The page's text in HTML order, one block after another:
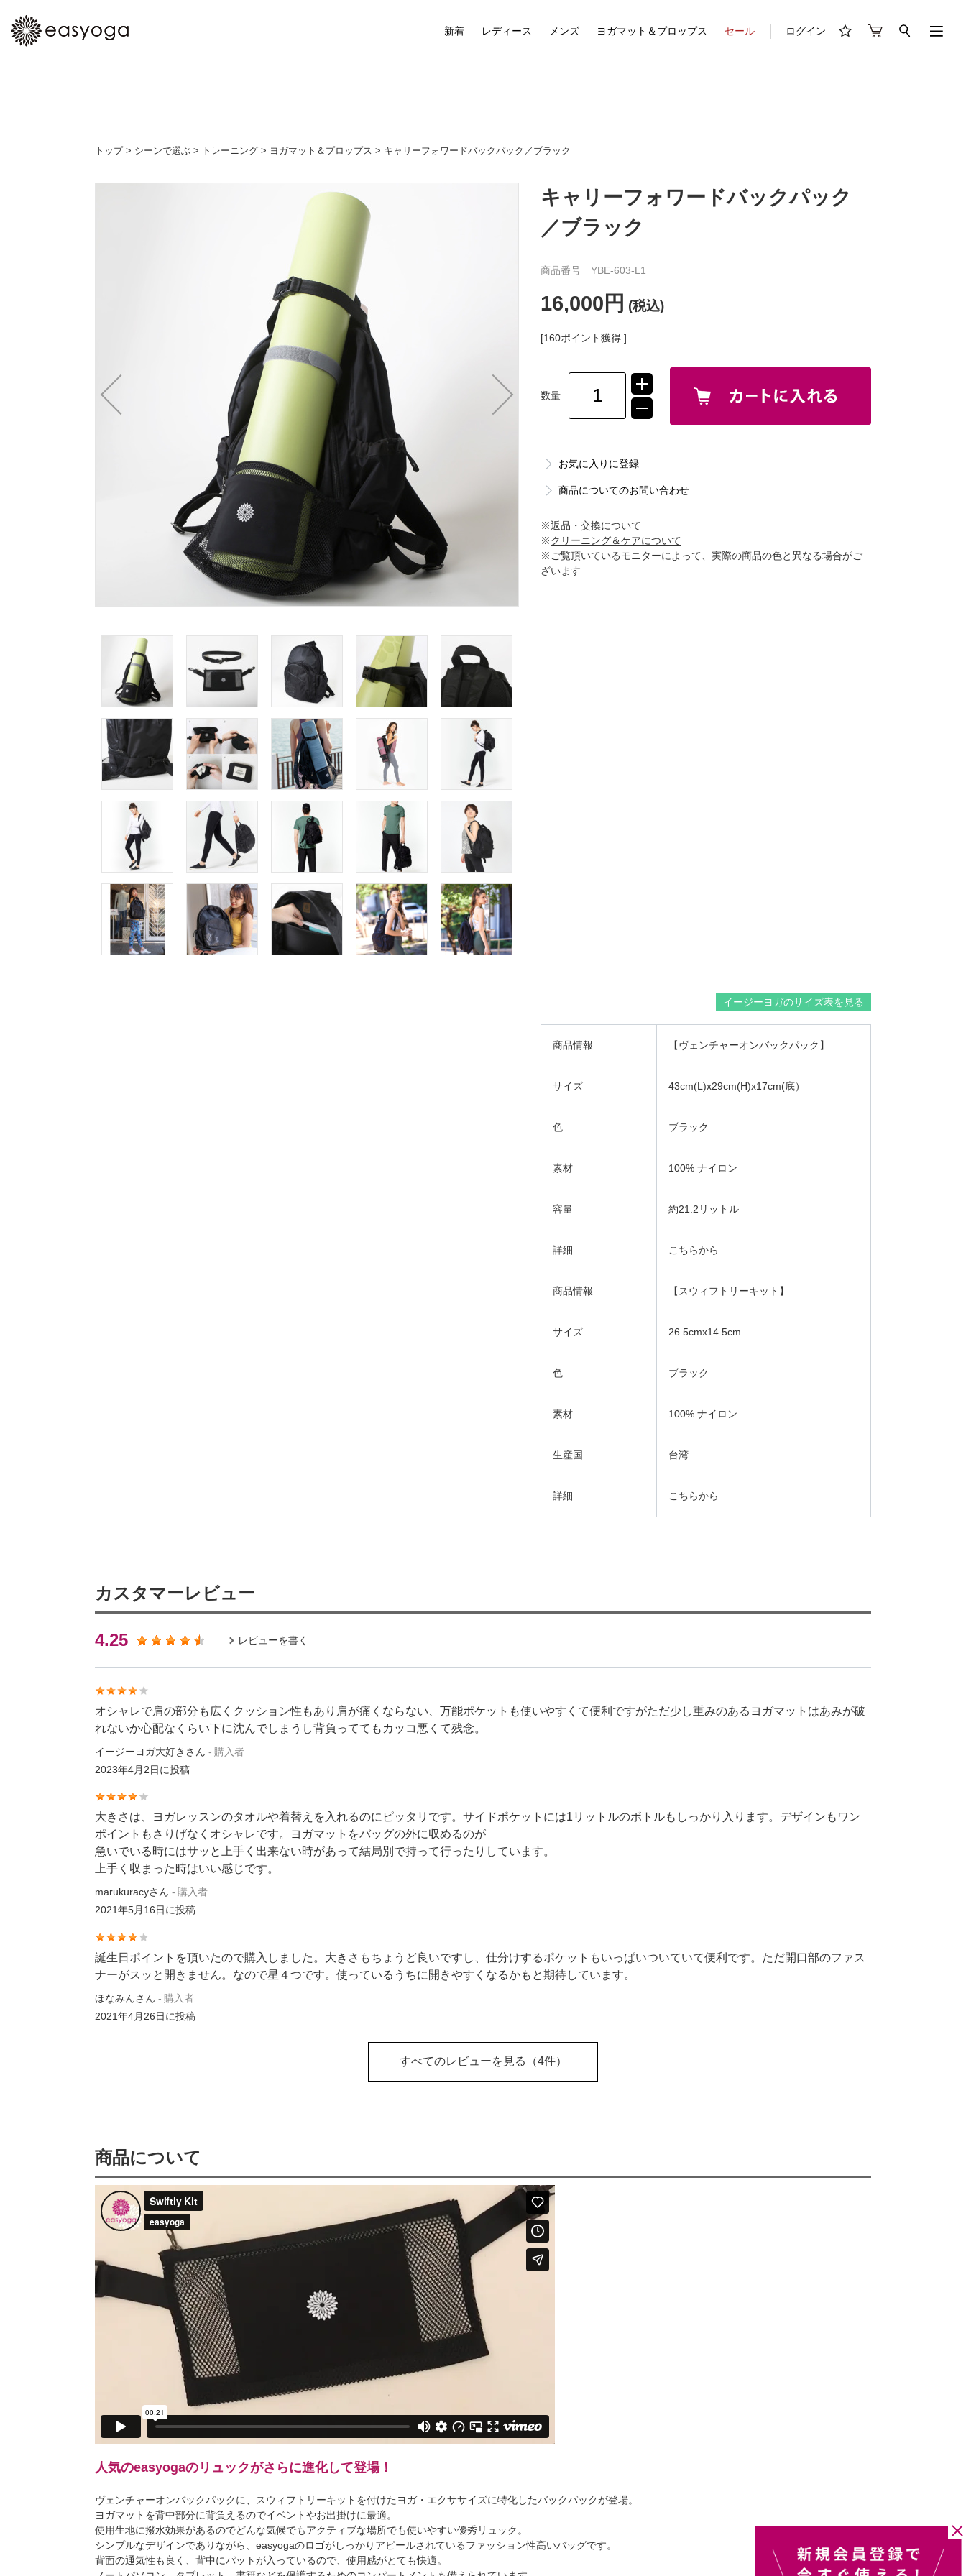
新着 レディース メンズ ヨガマット＆プロップス セール ログイン
トップ> シーンで選ぶ > トレーニング > ヨガマット＆プロップス > キャリーフォワードバックパック／ブラック
キャリーフォワードバックパック
／ブラック
商品番号 YBE-603-L1
16,000円 (税込)
[160ポイント獲得 ]
数量
お気に入りに登録
商品についてのお問い合わせ
※返品・交換について
※クリーニング＆ケアについて
※ご覧頂いているモニターによって、実際の商品の色と異なる場合がご
ざいます
イージーヨガのサイズ表を見る
商品情報 【ヴェンチャーオンバックパック】
サイズ 43cm(L)x29cm(H)x17cm(底）
色 ブラック
素材 100% ナイロン
容量 約21.2リットル
詳細 こちらから
商品情報 【スウィフトリーキット】
サイズ 26.5cmx14.5cm
色 ブラック
素材 100% ナイロン
生産国 台湾
詳細 こちらから
カスタマーレビュー
4.25 レビューを書く
オシャレで肩の部分も広くクッション性もあり肩が痛くならない、万能ポケットも使いやすくて便利ですがただ少し重みのあるヨガマットはあみが破
れないか心配なくらい下に沈んでしまうし背負っててもカッコ悪くて残念。
イージーヨガ大好きさん
購入者
2023年4月2日に投稿
大きさは、ヨガレッスンのタオルや着替えを入れるのにピッタリです。サイドポケットには1リットルのボトルもしっかり入ります。デザインもワン
ポイントもさりげなくオシャレです。ヨガマットをバッグの外に収めるのが
急いでいる時にはサッと上手く出来ない時があって結局別で持って行ったりしています。
上手く収まった時はいい感じです。
marukuracyさん
購入者
2021年5月16日に投稿
誕生日ポイントを頂いたので購入しました。大きさもちょうど良いですし、仕分けするポケットもいっぱいついていて便利です。ただ開口部のファス
ナーがスッと開きません。なので星４つです。使っているうちに開きやすくなるかもと期待しています。
ほなみんさん
購入者
2021年4月26日に投稿
すべてのレビューを見る （4件）
商品について
人気のeasyogaのリュックがさらに進化して登場！
ヴェンチャーオンバックパックに、スウィフトリーキットを付けたヨガ・エクササイズに特化したバックパックが登場。
ヨガマットを背中部分に背負えるのでイベントやお出掛けに最適。
使用生地に撥水効果があるのでどんな気候でもアクティブな場所でも使いやすい優秀リュック。
シンプルなデザインでありながら、easyogaのロゴがしっかりアピールされているファッション性高いバッグです。
背面の通気性も良く、背中にパットが入っているので、使用感がとても快適。